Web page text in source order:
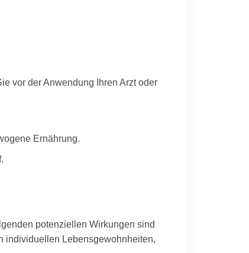
vor der Anwendung Ihren Arzt oder
Ernährung.
potenziellen Wirkungen sind
individuellen Lebensgewohnheiten,